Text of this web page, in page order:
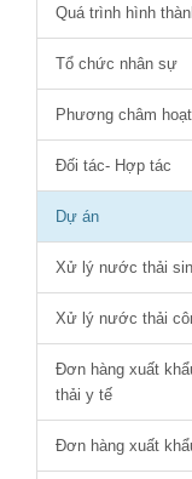
Quá trình hình
Tổ chức nhân sự
Phương châm
Đối tác- Hợp tác
Dự án
Xử lý nước thải
Xử lý nước thải
Đơn hàng xuất
thải y tế
Đơn hàng xuất